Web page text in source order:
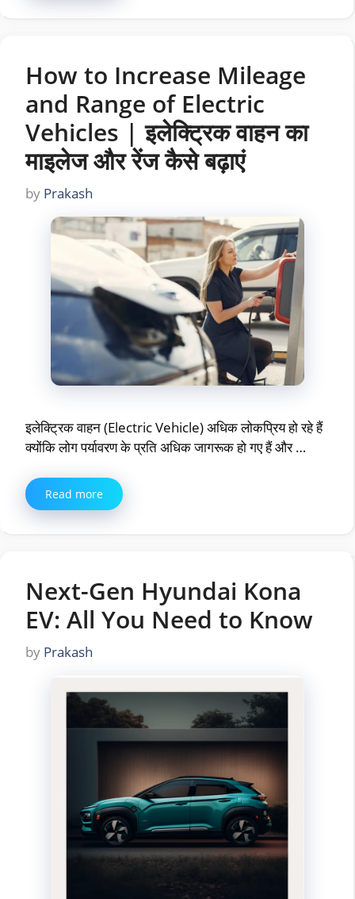
How to Increase Mileage
and Range of Electric
Vehicles | इलेक्ट्रिक वाहन का
माइलेज और रेंज कैसे बढ़ाएं
by Prakash
इलेक्ट्रिक वाहन (Electric Vehicle) अधिक लोकप्रिय हो रहे हैं
क्योंकि लोग पर्यावरण के प्रति अधिक जागरूक हो गए हैं और …
Read more
Next-Gen Hyundai Kona
EV: All You Need to Know
by Prakash